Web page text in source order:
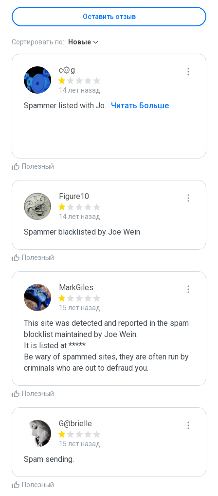
Оставить отзыв
Сортировать по: Новые
c۞g
14 лет назад
Spammer listed with Jo... Читать Больше
Полезный
Figure10
14 лет назад
Spammer blacklisted by Joe Wein
Полезный
MarkGiles
15 лет назад
This site was detected and reported in the spam
blocklist maintained by Joe Wein.
It is listed at *****
Be wary of spammed sites, they are often run by
criminals who are out to defraud you.
Полезный
G@brielle
15 лет назад
Spam sending.
Полезный